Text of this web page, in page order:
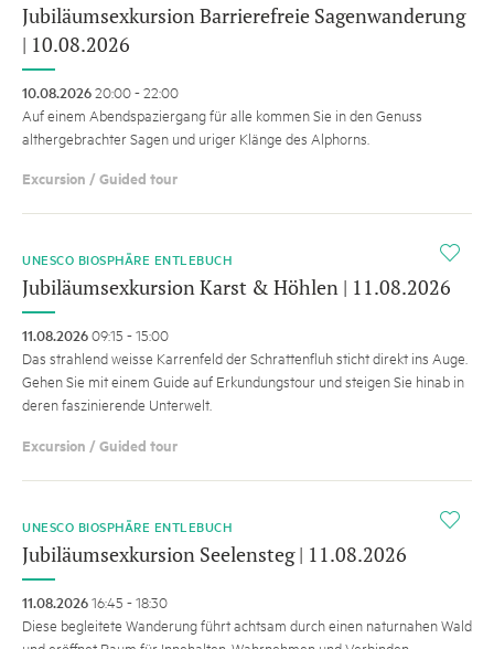
Jubiläumsexkursion Barrierefreie Sagenwanderung
| 10.08.2026
10.08.202620:00 - 22:00
Auf einem Abendspaziergang für alle kommen Sie in den Genuss
althergebrachter Sagen und uriger Klänge des Alphorns.
Excursion / Guided tour
i
UNESCO BIOSPHÄRE ENTLEBUCH
Jubiläumsexkursion Karst & Höhlen | 11.08.2026
11.08.202609:15 - 15:00
Das strahlend weisse Karrenfeld der Schrattenfluh sticht direkt ins Auge.
Gehen Sie mit einem Guide auf Erkundungstour und steigen Sie hinab in
deren faszinierende Unterwelt.
Excursion / Guided tour
i
UNESCO BIOSPHÄRE ENTLEBUCH
Jubiläumsexkursion Seelensteg | 11.08.2026
11.08.202616:45 - 18:30
Diese begleitete Wanderung führt achtsam durch einen naturnahen Wald